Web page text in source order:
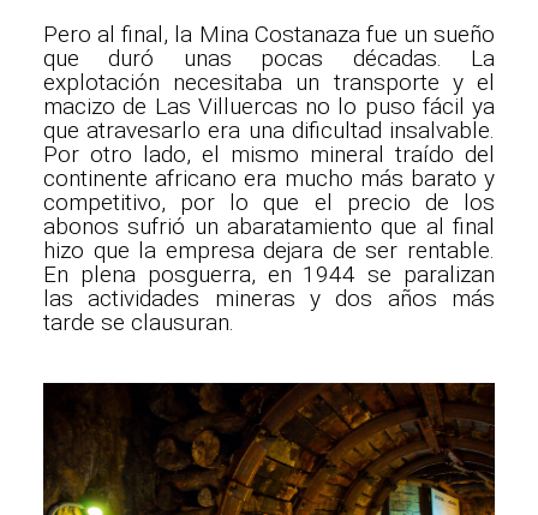
Pero al final, la Mina Costanaza fue un sueño
que duró unas pocas décadas. La
explotación necesitaba un transporte y el
macizo de Las Villuercas no lo puso fácil ya
que atravesarlo era una dificultad insalvable.
Por otro lado, el mismo mineral traído del
continente africano era mucho más barato y
competitivo, por lo que el precio de los
abonos sufrió un abaratamiento que al final
hizo que la empresa dejara de ser rentable.
En plena posguerra, en 1944 se paralizan
las actividades mineras y dos años más
tarde se clausuran.